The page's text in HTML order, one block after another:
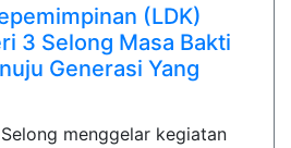
(LDK)
3 Selong Masa Bakti
Generasi Yang
menggelar kegiatan